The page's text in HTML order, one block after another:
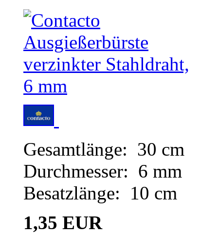
Gesamtlänge: 30 cm
Durchmesser: 6 mm
Besatzlänge: 10 cm
1,35 EUR